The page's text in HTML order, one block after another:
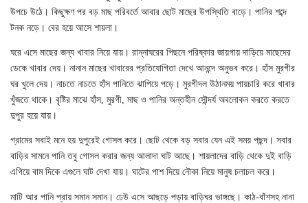
উপচে উঠে। কিছুক্ষণ পর বড় মাছ পরিবর্তে আবার ছোট মাছের উপস্থিতি বাড়ে। পানির শব্দে
টনক নড়ে। বের হয়ে আসে শায়লা।
ঘরে এসে মাছের জন্য খাবার নিয়ে যায়। রান্নাঘরের পিছনে পরিষ্কার জায়গায় দাড়িয়ে মাছেদের
ডেকে খাবার দেয়। নানান মাছের খাবারের প্রতিযোগিতা দেখে আনন্দে অনুভব করে। হাঁস মুরগীর
ঘর খুলে দেয়। নাচতে নাচতে হাঁস পানিতে ঝাপিয়ে পড়ে। মুরগীদল উঠানময় পায়চারি করে খাবার
খুঁজতে থাকে। বৃষ্টির মাঝে হাঁস, মুরগী, মাছ ও পানির অন্তহীন সৌন্দর্য অবলোকন করতে করতে
দুপুর হয়ে যায়।
গ্রামের সবাই মনে হয় দুপুরেই গোসল করে। ছোট থেকে বড় সবার যেন এই সময় পছন্দ। সবার
বাড়ির সামনে পানি তবু গোসল করার জন্য আলাদা ঘাট আছে। শায়লাদের বাড়ি থেকে দুই বাড়ি
এগিয়ে বাম দিকে এগুলে ঘাট দেখা যায়। ঘাটের পাশ দিয়ে নৌকা নিয়ে মানুষ চলাচল করে।
মাটি আর পানি প্রায় সমান সমান। ঢেউ এসে আছড়ে পড়ায় বাড়িঘর ভাঙ্গছে। কাঠ-বাঁশসহ নানা